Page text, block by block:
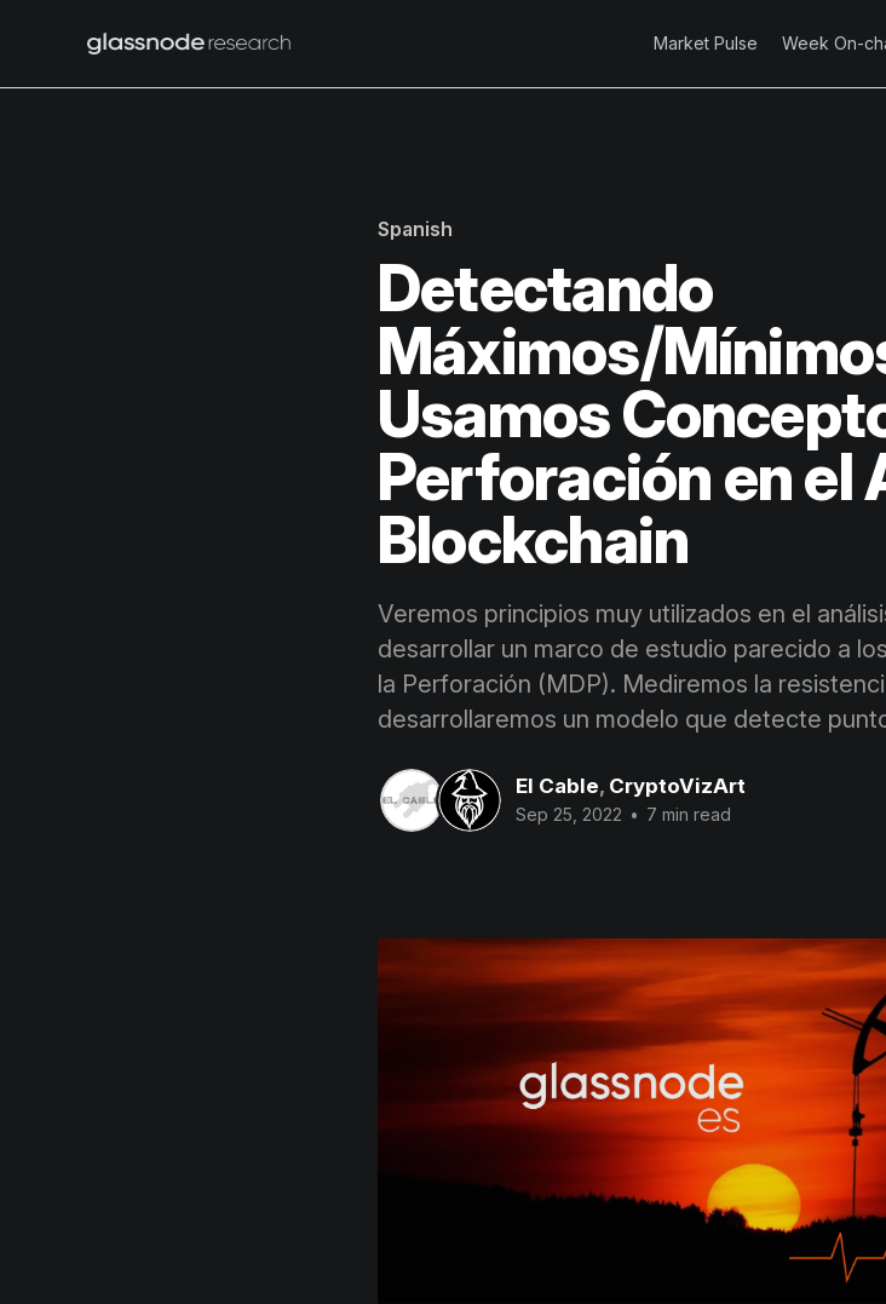
Market Pulse Week On-
Spanish
Detectando
Máximos/
Usamos
Perforación en el
Blockchain
Veremos principios muy utilizados en el
desarrollar un marco de estudio parecido a
la Perforación (MDP). Mediremos la
desarrollaremos un modelo que detecte
El Cable, CryptoVizArt
Sep 25, 2022 • 7 min read